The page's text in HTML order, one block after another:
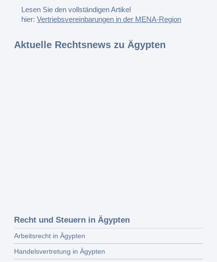
Lesen Sie den vollständigen Artikel
hier:Vertriebsvereinbarungen in der MENA-Region
Aktuelle Rechtsnews zu Ägypten
Recht und Steuern in Ägypten
Arbeitsrecht in Ägypten
Handelsvertretung in Ägypten